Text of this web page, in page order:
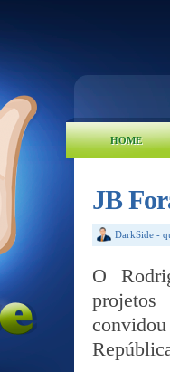
HOME
JB
DarkSide -
O